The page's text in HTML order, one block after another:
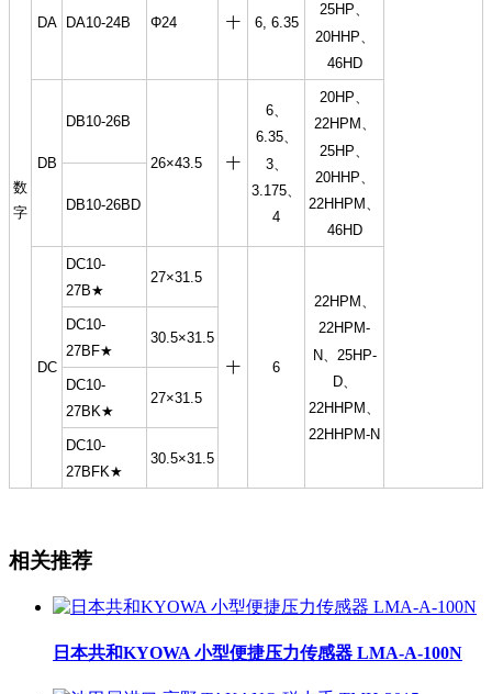
数
字
DA DA10-24B Φ24 十 6, 6.35
25HP、
20HHP、
46HD
DB
DB10-26B
26×43.5 十
6、
6.35、
3、
3.175、
4
20HP、
22HPM、
25HP、
20HHP、
22HHPM、
46HD
DB10-26BD
DC
DC10-
27B★
27×31.5
十 6
22HPM、
22HPM-
N、25HP-
D、
22HHPM、
22HHPM-N
DC10-
27BF★
30.5×31.5
DC10-
27BK★
27×31.5
DC10-
27BFK★
30.5×31.5
相关推荐
日本共和KYOWA 小型便捷压力传感器 LMA-A-100N